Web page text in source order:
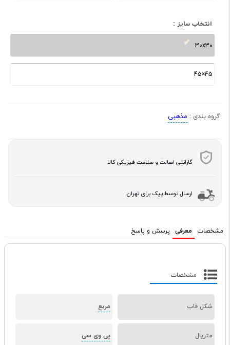
انتخاب سایز :
30x30
45×45
گروه بندی : مذهبی
گارانتی اصالت و سلامت فیزیکی کالا
ارسال توسط پیک برای تهران
مشخصات معرفی پرسش و پاسخ
مشخصات
شکل قاب مربع
متریال پی وی سی